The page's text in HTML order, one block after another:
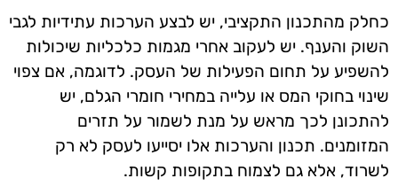
כחלק מהתכנון התקציבי, יש לבצע הערכות עתידיות לגבי
השוק והענף. יש לעקוב אחרי מגמות כלכליות שיכולות
להשפיע על תחום הפעילות של העסק. לדוגמה, אם צפוי
שינוי בחוקי המס או עלייה במחירי חומרי הגלם, יש
להתכונן לכך מראש על מנת לשמור על תזרים
המזומנים. תכנון והערכות אלו יסייעו לעסק לא רק
לשרוד, אלא גם לצמוח בתקופות קשות.